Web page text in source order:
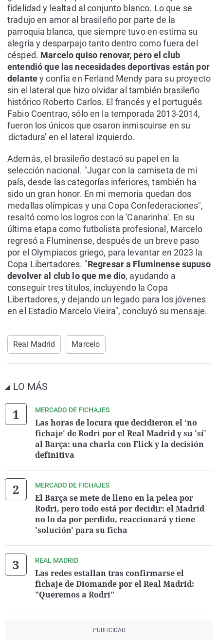
fidelidad y lealtad al conjunto blanco. Lo que se
tradujo en amor al brasileño por parte de la
parroquia blanca, que siempre tuvo en estima su
alegría y desparpajo tanto dentro como fuera del
césped. Marcelo quiso renovar, pero el club
entendió que las necesidades deportivas están por
delantey confía en Ferland Mendy para su proyecto
sin el lateral que hizo olvidar al también brasileño
histórico Roberto Carlos. El francés y el portugués
Fabio Coentrao, sólo en la temporada 2013-2014,
fueron los únicos que osaron inmiscuirse en su
'dictadura' en el lateral izquierdo.
Además, el brasileño destacó su papel en la
selección nacional. "Jugar con la camiseta de mi
país, desde las categorías inferiores, también ha
sido un gran honor. En mi memoria quedan dos
medallas olímpicas y una Copa Confederaciones",
resaltó como los logros con la 'Canarinha'. En su
última etapa como futbolista profesional, Marcelo
regresó a Fluminense, después de un breve paso
por el Olympiacos griego, para levantar en 2023 la
Copa Libertadores. "Regresar a Fluminense supuso
devolver al club lo que me dio, ayudando a
conseguir tres títulos, incluyendo la Copa
Libertadores, y dejando un legado para los jóvenes
en el Estadio Marcelo Vieira", concluyó su mensaje.
Real Madrid Marcelo
LO MÁS
MERCADO DE FICHAJES
Las horas de locura que decidieron el 'no
fichaje' de Rodri por el Real Madrid y su 'sí'
al Barça: una charla con Flick y la decisión
definitiva
MERCADO DE FICHAJES
El Barça se mete de lleno en la pelea por
Rodri, pero todo está por decidir: el Madrid
no lo da por perdido, reaccionará y tiene
'solución' para su ficha
REAL MADRID
Las redes estallan tras confirmarse el
fichaje de Diomande por el Real Madrid:
"Queremos a Rodri"